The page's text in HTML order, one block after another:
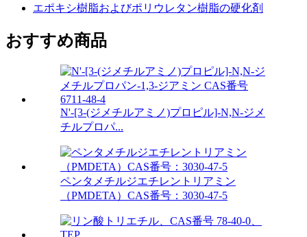
エポキシ樹脂およびポリウレタン樹脂の硬化剤
おすすめ商品
N'-[3-(ジメチルアミノ)プロピル]-N,N-ジメ
チルプロパ...
ペンタメチルジエチレントリアミン
（PMDETA）CAS番号：3030-47-5